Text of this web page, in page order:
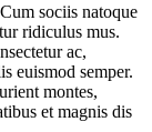
sociis natoque
ridiculus mus.
ac,
euismod semper.
montes,
et magnis dis